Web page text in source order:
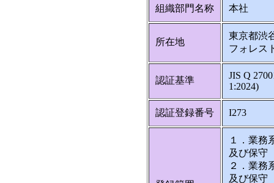
組織部門名称 本社
所在地
東京都渋
フォレス
認証基準
JIS Q
1:2024)
認証登録番号 I273
１．業務
及び保守
２．業務
及び保守